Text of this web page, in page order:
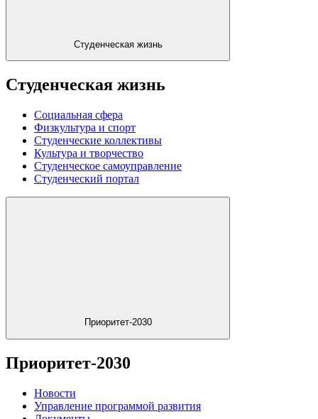
Студенческая жизнь
Студенческая жизнь
Социальная сфера
Физкультура и спорт
Студенческие коллективы
Культура и творчество
Студенческое самоуправление
Студенческий портал
Приоритет-2030
Приоритет-2030
Новости
Управление программой развития